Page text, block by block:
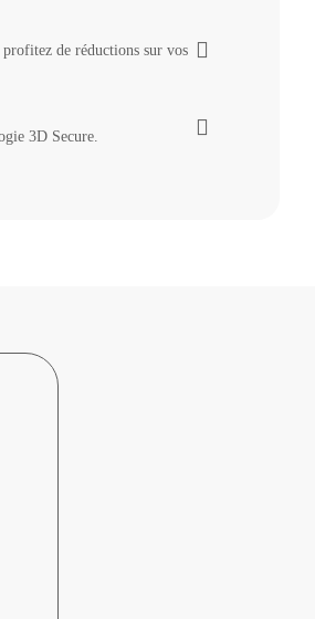
profitez de réductions sur vos
3D Secure.